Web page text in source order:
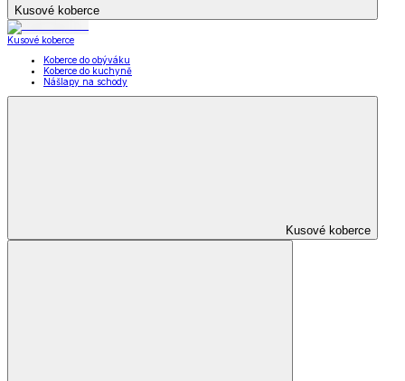
Kusové koberce
Kusové koberce
Koberce do obýváku
Koberce do kuchyně
Nášlapy na schody
Kusové koberce